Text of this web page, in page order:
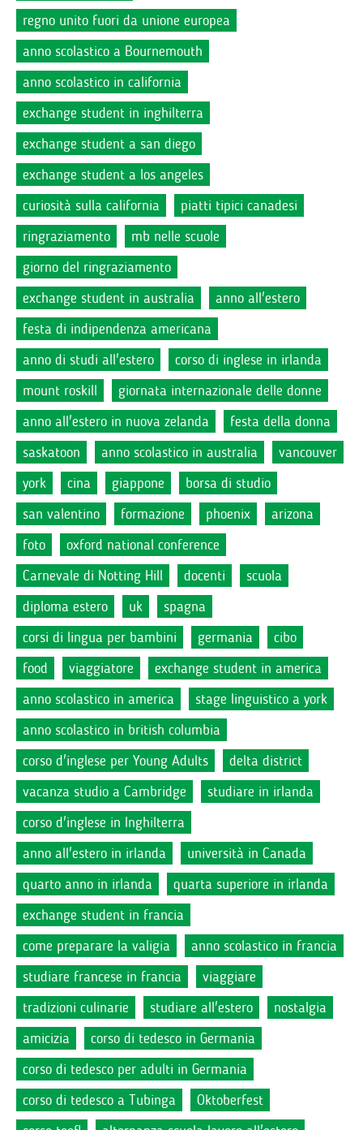
regno unito fuori da unione europea
anno scolastico a Bournemouth
anno scolastico in california
exchange student in inghilterra
exchange student a san diego
exchange student a los angeles
curiosità sulla california
piatti tipici canadesi
ringraziamento
mb nelle scuole
giorno del ringraziamento
exchange student in australia
anno all'estero
festa di indipendenza americana
anno di studi all'estero
corso di inglese in irlanda
mount roskill
giornata internazionale delle donne
anno all'estero in nuova zelanda
festa della donna
saskatoon
anno scolastico in australia
vancouver
york
cina giappone
borsa di studio
san valentino
formazione phoenix
arizona
foto
oxford national conference
Carnevale di Notting Hill
docenti
scuola
diploma estero
uk
spagna
corsi di lingua per bambini
germania
cibo
food
viaggiatore
exchange student in america
anno scolastico in america
stage linguistico a york
anno scolastico in british columbia
corso d'inglese per Young Adults
delta district
vacanza studio a Cambridge
studiare in irlanda
corso d'inglese in Inghilterra
anno all'estero in irlanda
università in Canada
quarto anno in irlanda
quarta superiore in irlanda
exchange student in francia
come preparare la valigia
anno scolastico in francia
studiare francese in francia
viaggiare
tradizioni culinarie
studiare all'estero
nostalgia
amicizia
corso di tedesco in Germania
corso di tedesco per adulti in Germania
corso di tedesco a Tubinga
Oktoberfest